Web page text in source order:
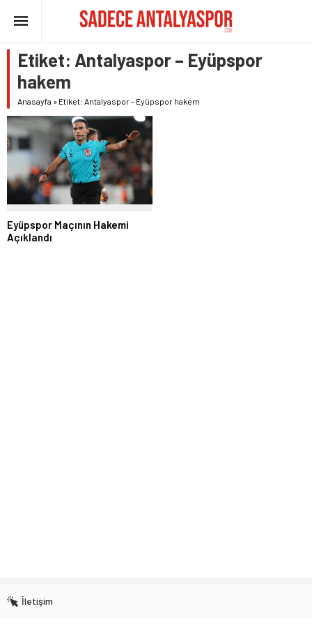
Etiket: Antalyaspor – Eyüpspor
hakem
Anasayfa » Etiket: Antalyaspor – Eyüpspor hakem
Eyüpspor Maçının Hakemi
Açıklandı
İletişim